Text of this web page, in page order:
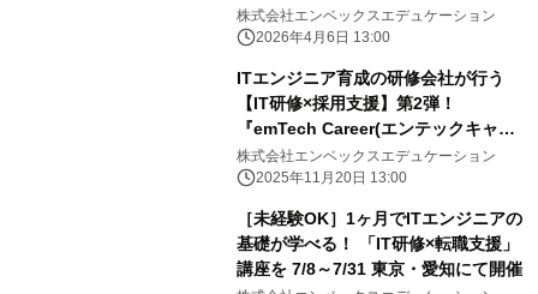
株式会社エンベックスエデュケーション
2026年4月6日 13:00
ITエンジニア育成の研修会社が行う
【IT研修×採用支援】第2弾！
『emTech Career(エンテックキャリ
ア)』
株式会社エンベックスエデュケーション
2025年11月20日 13:00
［未経験OK］1ヶ月でITエンジニアの
基礎が学べる！ 「IT研修×転職支援」
講座を 7/8～7/31 東京・愛知にて開催